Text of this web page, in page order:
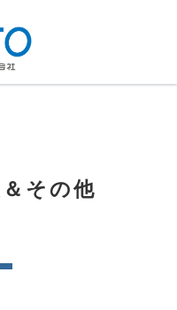
その他